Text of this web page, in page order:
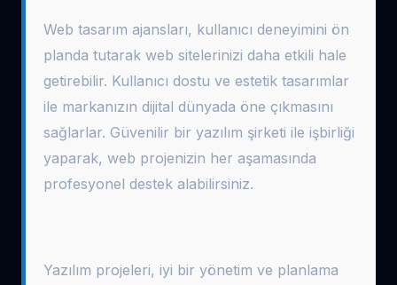
Web tasarım ajansları, kullanıcı deneyimini ön
planda tutarak web sitelerinizi daha etkili hale
getirebilir. Kullanıcı dostu ve estetik tasarımlar
ile markanızın dijital dünyada öne çıkmasını
sağlarlar. Güvenilir bir yazılım şirketi ile işbirliği
yaparak, web projenizin her aşamasında
profesyonel destek alabilirsiniz.
Yazılım projeleri, iyi bir yönetim ve planlama